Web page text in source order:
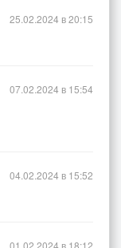
25.02.2024 в 20:15
07.02.2024 в 15:54
04.02.2024 в 15:52
01.02.2024 в 18:12